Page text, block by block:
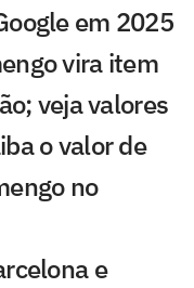
em 2025
vira item
veja valores
o valor de
no
e